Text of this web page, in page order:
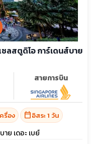
ซลสตูดิโอ การ์เดนส์บาย
สายการบิน
รื่อง calendar_todayอิสระ 1 วัน
ย เดอะ เบย์